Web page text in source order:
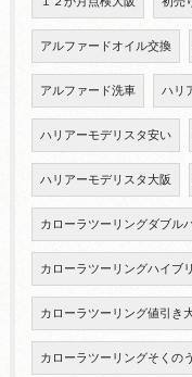
アルファードオイル交換
アルファード洗車 ハリ
ハリアーモデリスタ安い
ハリアーモデリスタ大阪
カローラツーリングダブル
カローラツーリングハイブ
カローラツーリング値引き
カローラツーリングそくのう